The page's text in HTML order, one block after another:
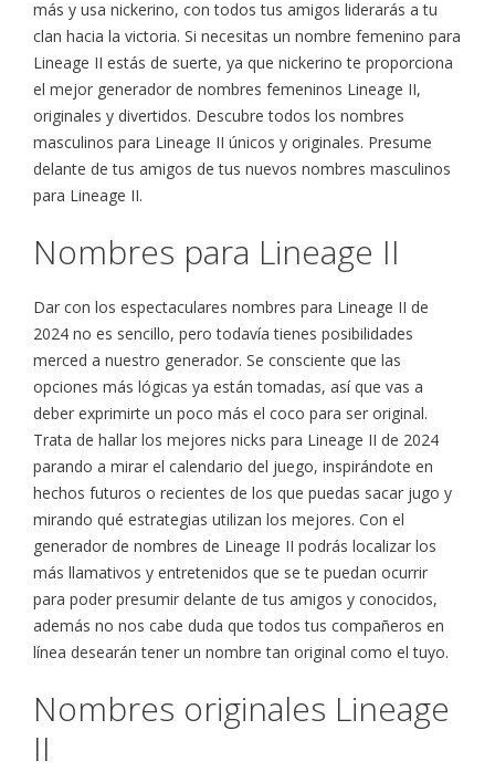
más y usa nickerino, con todos tus amigos liderarás a tu
clan hacia la victoria. Si necesitas un nombre femenino para
Lineage II estás de suerte, ya que nickerino te proporciona
el mejor generador de nombres femeninos Lineage II,
originales y divertidos. Descubre todos los nombres
masculinos para Lineage II únicos y originales. Presume
delante de tus amigos de tus nuevos nombres masculinos
para Lineage II.
Nombres para Lineage II
Dar con los espectaculares nombres para Lineage II de
2024 no es sencillo, pero todavía tienes posibilidades
merced a nuestro generador. Se consciente que las
opciones más lógicas ya están tomadas, así que vas a
deber exprimirte un poco más el coco para ser original.
Trata de hallar los mejores nicks para Lineage II de 2024
parando a mirar el calendario del juego, inspirándote en
hechos futuros o recientes de los que puedas sacar jugo y
mirando qué estrategias utilizan los mejores. Con el
generador de nombres de Lineage II podrás localizar los
más llamativos y entretenidos que se te puedan ocurrir
para poder presumir delante de tus amigos y conocidos,
además no nos cabe duda que todos tus compañeros en
línea desearán tener un nombre tan original como el tuyo.
Nombres originales Lineage
II